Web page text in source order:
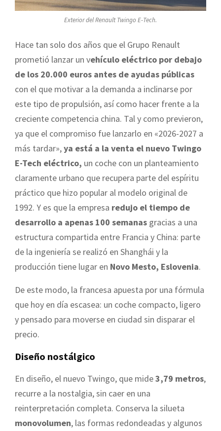
Exterior del Renault Twingo E-Tech.
Hace tan solo dos años que el Grupo Renault
prometió lanzar un vehículo eléctrico por debajo
de los 20.000 euros antes de ayudas públicas
con el que motivar a la demanda a inclinarse por
este tipo de propulsión, así como hacer frente a la
creciente competencia china. Tal y como previeron,
ya que el compromiso fue lanzarlo en «2026-2027 a
más tardar»,ya está a la venta el nuevo Twingo
E-Tech eléctrico, un coche con un planteamiento
claramente urbano que recupera parte del espíritu
práctico que hizo popular al modelo original de
1992. Y es que la empresa redujo el tiempo de
desarrollo a apenas 100 semanas gracias a una
estructura compartida entre Francia y China: parte
de la ingeniería se realizó en Shanghái y la
producción tiene lugar en Novo Mesto, Eslovenia.
De este modo, la francesa apuesta por una fórmula
que hoy en día escasea: un coche compacto, ligero
y pensado para moverse en ciudad sin disparar el
precio.
Diseño nostálgico
En diseño, el nuevo Twingo, que mide3,79 metros,
recurre a la nostalgia, sin caer en una
reinterpretación completa. Conserva la silueta
monovolumen, las formas redondeadas y algunos